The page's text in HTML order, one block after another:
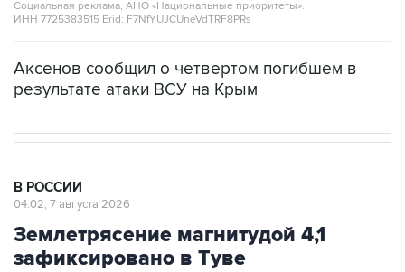
Социальная реклама, АНО «Национальные приоритеты».
ИНН 7725383515 Erid: F7NfYUJCUneVdTRF8PRs
Аксенов сообщил о четвертом погибшем в
результате атаки ВСУ на Крым
В РОССИИ
04:02, 7 августа 2026
Землетрясение магнитудой 4,1
зафиксировано в Туве